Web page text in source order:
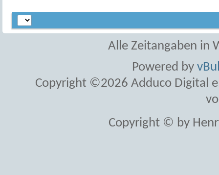
Alle Zeitangaben in
Powered by
Copyright ©2026 Adduco Digital
Copyright © by